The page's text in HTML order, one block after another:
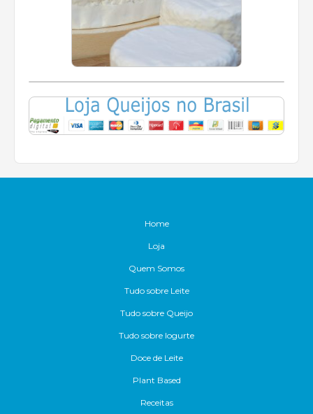
Home
Loja
Quem Somos
Tudo sobre Leite
Tudo sobre Queijo
Tudo sobre Iogurte
Doce de Leite
Plant Based
Receitas